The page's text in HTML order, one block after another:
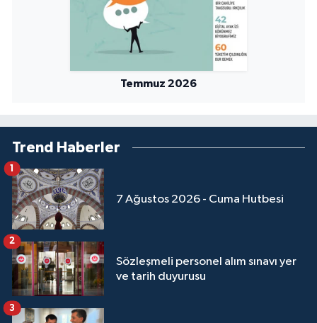
Temmuz 2026
Trend Haberler
7 Ağustos 2026 - Cuma Hutbesi
1
Sözleşmeli personel alım sınavı yer
ve tarih duyurusu
2
3
Samsun Müftülüğü
Sinop Müftülüğü
Şanlıurfa Müftülüğü
Şırnak Müftülüğü
Tekirdağ Müftülüğü
Tokat Müftülüğü
Trabzon Müftülüğü